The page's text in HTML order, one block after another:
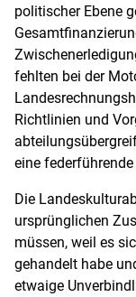
politischer Ebene
fehlten bei der
Richtlinien und
eine
Die
ursprünglichen
müssen, weil es
gehandelt habe
etwaige